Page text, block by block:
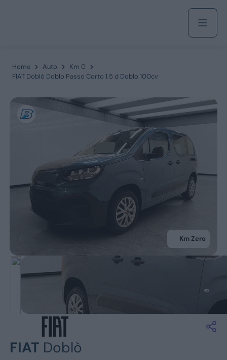
Azienda
Servizi
Marchi
Fiat
Jeep
Home Auto
Km 0
FIAT Doblò Doblo Passo Corto 1.5 d Doblo 100cv
Km Zero
FIAT Doblò